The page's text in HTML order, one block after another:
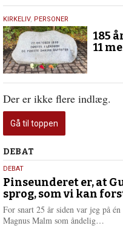
27.
oktober
2024
KIRKELIV, PERSONER
185
11
Der er ikke flere indlæg.
Gå til toppen
Debat
DEBAT
5.
august
2026
DEBAT
Pinseunderet er, at
sprog, som vi kan
For snart 25 år siden var jeg på
Magnus Malm som åndelig…